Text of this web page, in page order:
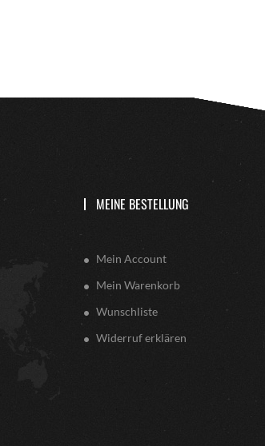
MEINE BESTELLUNG
Mein Account
Mein Warenkorb
Wunschliste
Widerruf erklären